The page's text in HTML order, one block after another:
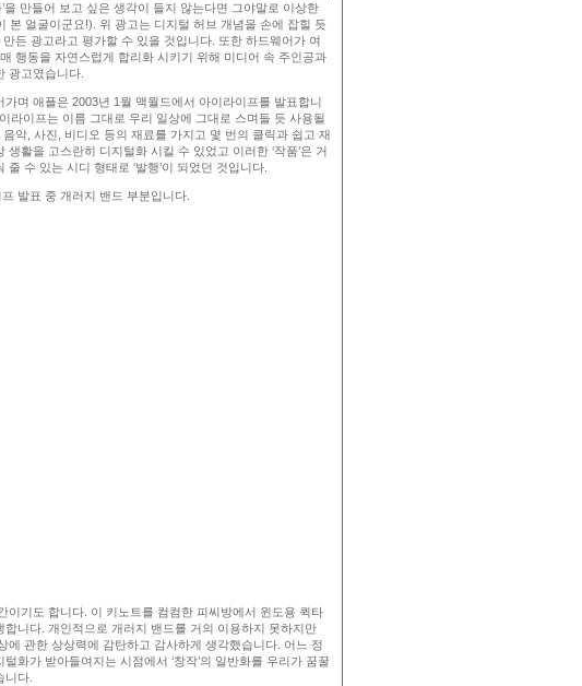
을 만들어 보고 싶은 생각이 들지 않는다면 그야말로 이상한
본 얼굴이군요!). 위 광고는 디지털 허브 개념을 손에 잡힐 듯
든 광고라고 평가할 수 있을 것입니다. 또한 하드웨어가 여
행동을 자연스럽게 합리화 시키기 위해 미디어 속 주인공과
광고였습니다.
며 애플은 2003년 1월 맥월드에서 아이라이프를 발표합니
라이프는 이름 그대로 우리 일상에 그대로 스며들 듯 사용될
악, 사진, 비디오 등의 재료를 가지고 몇 번의 클릭과 쉽고 재
활을 고스란히 디지털화 시킬 수 있었고 이러한 ‘작품’은 거
수 있는 시디 형태로 ‘발행’이 되었던 것입니다.
발표 중 개러지 밴드 부분입니다.
이기도 합니다. 이 키노트를 컴컴한 피씨방에서 윈도용 퀵타
니다. 개인적으로 개러지 밴드를 거의 이용하지 못하지만
에 관한 상상력에 감탄하고 감사하게 생각했습니다. 어느 정
화가 받아들여지는 시점에서 ‘창작’의 일반화를 우리가 꿈꿀
니다.